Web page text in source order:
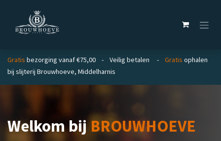
Gratis bezorging vanaf €75,00 - Veilig betalen - Gratis ophalen
bij slijterij Brouwhoeve, Middelharnis
Welkom bijBROUWHOEVE